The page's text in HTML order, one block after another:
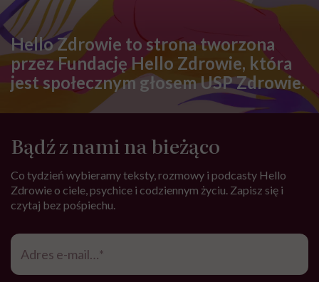
Hello Zdrowie to strona tworzona
przez Fundację Hello Zdrowie, która
jest społecznym głosem USP Zdrowie.
Bądź z nami na bieżąco
Co tydzień wybieramy teksty, rozmowy i podcasty Hello
Zdrowie o ciele, psychice i codziennym życiu. Zapisz się i
czytaj bez pośpiechu.
Adres
mail*